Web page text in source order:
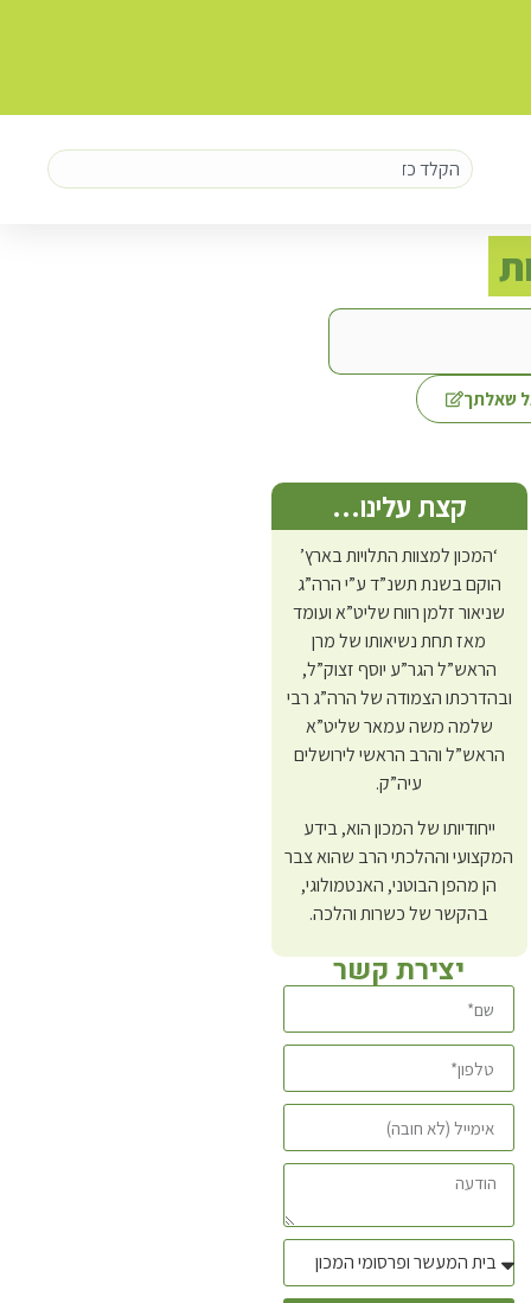
שאלתך
קצת עלינו…
‘המכון למצוות התלויות בארץ’
הוקם בשנת תשנ”ד ע”י הרה”ג
שניאור זלמן רווח שליט”א ועומד
מאז תחת נשיאותו של מרן
הראש”ל הגר”ע יוסף זצוק”ל,
ובהדרכתו הצמודה של הרה”ג רבי
שלמה משה עמאר שליט”א
הראש”ל והרב הראשי לירושלים
עיה”ק.
ייחודיותו של המכון הוא, בידע
המקצועי וההלכתי הרב שהוא צבר
הן מהפן הבוטני, האנטמולוגי,
בהקשר של כשרות והלכה.
יצירת קשר